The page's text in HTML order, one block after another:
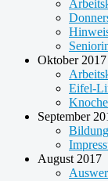
Oktober 2017
Eifel-
September
August 2017